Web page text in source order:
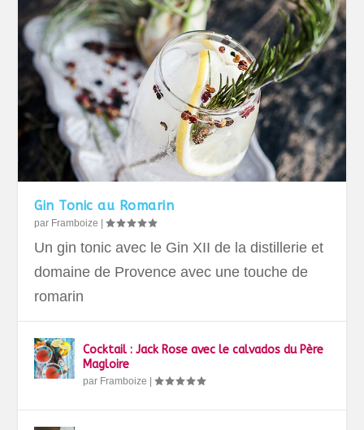
Gin Tonic au Romarin
par Framboize |
Un gin tonic avec le Gin XII de la distillerie et
domaine de Provence avec une touche de
romarin
Cocktail : Jack Rose avec le calvados du Père
Magloire
par Framboize |